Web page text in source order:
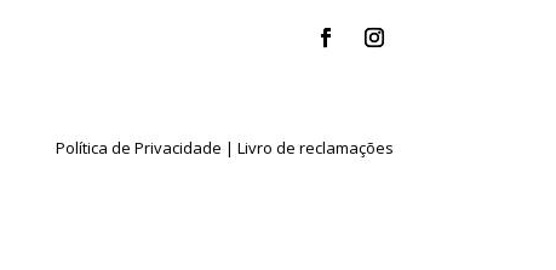
Política de Privacidade | Livro de reclamações